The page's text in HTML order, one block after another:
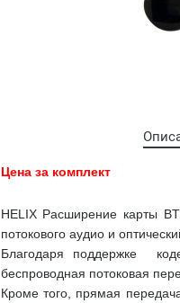
Цена за комплект
HELIX Расширение карты
потокового аудио и
Благодаря поддержке
беспроводная потоковая
Кроме того, прямая